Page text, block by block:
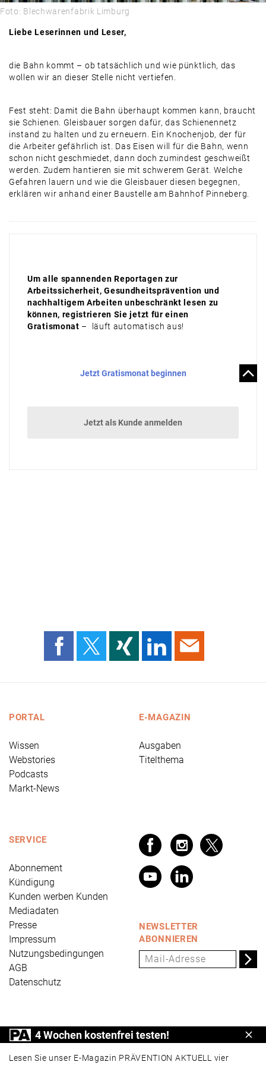
Foto: Blechwarenfabrik Limburg
Liebe Leserinnen und Leser,
die Bahn kommt – ob tatsächlich und wie pünktlich, das
wollen wir an dieser Stelle nicht vertiefen.
Fest steht: Damit die Bahn überhaupt kommen kann, braucht
sie Schienen. Gleisbauer sorgen dafür, das Schienennetz
instand zu halten und zu erneuern. Ein Knochenjob, der für
die Arbeiter gefährlich ist. Das Eisen will für die Bahn, wenn
schon nicht geschmiedet, dann doch zumindest geschweißt
werden. Zudem hantieren sie mit schwerem Gerät. Welche
Gefahren lauern und wie die Gleisbauer diesen begegnen,
erklären wir anhand einer Baustelle am Bahnhof Pinneberg.
Um alle spannenden Reportagen zur
Arbeitssicherheit, Gesundheitsprävention und
nachhaltigem Arbeiten unbeschränkt lesen zu
können, registrieren Sie jetzt für einen
Gratismonat – läuft automatisch aus!
Jetzt Gratismonat beginnen
Jetzt als Kunde anmelden
PORTAL
Wissen
Webstories
Podcasts
Markt-News
E-MAGAZIN
Ausgaben
Titelthema
SERVICE
Abonnement
Kündigung
Kunden werben Kunden
Mediadaten
Presse
Impressum
Nutzungsbedingungen
AGB
Datenschutz
NEWSLETTER
ABONNIEREN
PRÄVENTION AKTUELL ist ein Produkt der Universum
Verlag GmbH, Wettinerstraße 3-5, 65189 Wiesbaden,
www.universum.de,info@universum.de
4 Wochen kostenfrei testen!
Lesen Sie unser E-Magazin PRÄVENTION AKTUELL vier